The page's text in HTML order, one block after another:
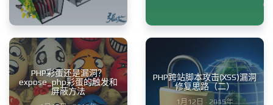
PHP彩蛋还是漏洞？
expose_php彩蛋的触发和
屏蔽方法
PHP跨站脚本攻击(XSS)漏洞
修复思路（二）
1月12日 · 2015年